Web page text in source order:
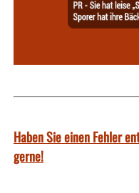
Haben Sie einen Fehler
gerne!